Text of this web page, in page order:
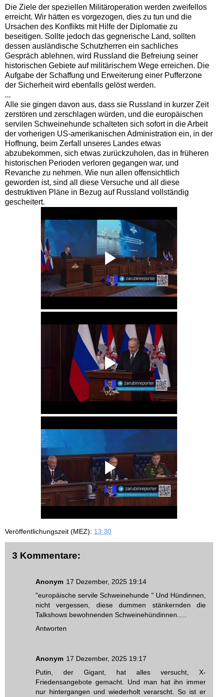
Die Ziele der speziellen Militäroperation werden zweifellos
erreicht. Wir hätten es vorgezogen, dies zu tun und die
Ursachen des Konflikts mit Hilfe der Diplomatie zu
beseitigen. Sollte jedoch das gegnerische Land, sollten
dessen ausländische Schutzherren ein sachliches
Gespräch ablehnen, wird Russland die Befreiung seiner
historischen Gebiete auf militärischem Wege erreichen. Die
Aufgabe der Schaffung und Erweiterung einer Pufferzone
der Sicherheit wird ebenfalls gelöst werden.
...
Alle sie gingen davon aus, dass sie Russland in kurzer Zeit
zerstören und zerschlagen würden, und die europäischen
servilen Schweinehunde schalteten sich sofort in die Arbeit
der vorherigen US-amerikanischen Administration ein, in der
Hoffnung, beim Zerfall unseres Landes etwas
abzubekommen, sich etwas zurückzuholen, das in früheren
historischen Perioden verloren gegangen war, und
Revanche zu nehmen. Wie nun allen offensichtlich
geworden ist, sind all diese Versuche und all diese
destruktiven Pläne in Bezug auf Russland vollständig
gescheitert.
Veröffentlichungszeit (MEZ): 13:30
3 Kommentare:
Anonym 17 Dezember, 2025 19:14
"europäische servile Schweinehunde " Und Hündinnen,
nicht vergessen, diese dummen stänkernden die
Talkshows bewohnenden Schweinehündinnen.....
Antworten
Anonym 17 Dezember, 2025 19:17
Putin, der Gigant, hat alles versucht, X-
Friedensangebote gemacht. Und man hat ihn immer
nur hintergangen und wiederholt verarscht. So ist er